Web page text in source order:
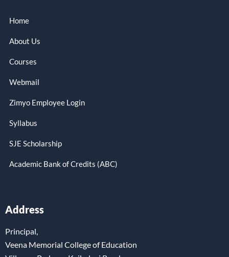
Home
About Us
Courses
Webmail
Zimyo Employee Login
Syllabus
SJE Scholarship
Academic Bank of Credits (ABC)
Address
Principal,
Veena Memorial College of Education